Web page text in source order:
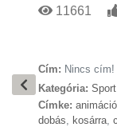
11661
Cím: Nincs cím!
Kategória: Sport
Címke: animáció
dobás, kosárra,